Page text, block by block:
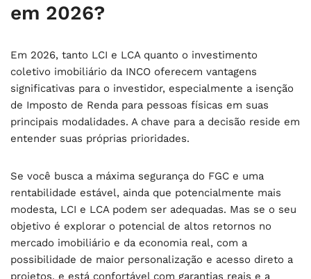
em 2026?
Em 2026, tanto LCI e LCA quanto o investimento
coletivo imobiliário da INCO oferecem vantagens
significativas para o investidor, especialmente a isenção
de Imposto de Renda para pessoas físicas em suas
principais modalidades. A chave para a decisão reside em
entender suas próprias prioridades.
Se você busca a máxima segurança do FGC e uma
rentabilidade estável, ainda que potencialmente mais
modesta, LCI e LCA podem ser adequadas. Mas se o seu
objetivo é explorar o potencial de altos retornos no
mercado imobiliário e da economia real, com a
possibilidade de maior personalização e acesso direto a
projetos, e está confortável com garantias reais e a